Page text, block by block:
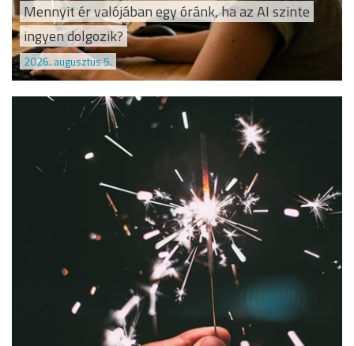
Mennyit ér valójában egy óránk, ha az AI szinte
ingyen dolgozik?
2026. augusztus 5.